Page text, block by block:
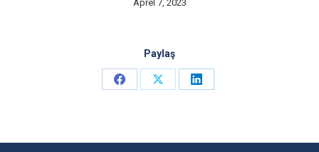
Aprel 7, 2023
Paylaş
Share
Share
Share